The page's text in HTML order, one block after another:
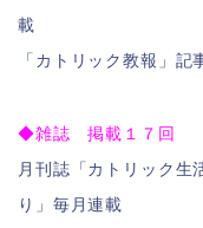
載
「カトリック教報」
◆雑誌 掲載１７回
月刊誌「カトリック生
り」毎月連載